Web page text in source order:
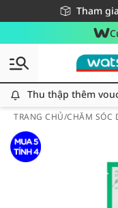
Tham
Miễn phí
Giao hàng nhanh
Thu thập thêm
TRANG CHỦ/CHĂM SÓC